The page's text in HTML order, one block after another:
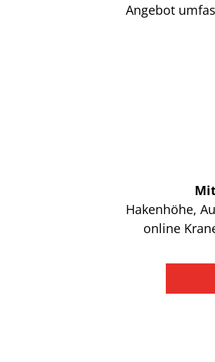
Angebot
Hakenhöhe,
online